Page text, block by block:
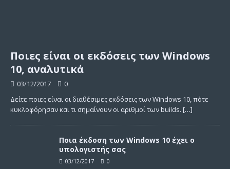
Ποιες είναι οι εκδόσεις των Windows
10, αναλυτικά
03/12/2017
0
Δείτε ποιες είναι οι διαθέσιμες εκδόσεις των Windows 10, πότε
κυκλοφόρησαν και τι σημαίνουν οι αριθμοί των builds. […]
Ποια έκδοση των Windows 10 έχει ο
υπολογιστής σας
03/12/2017 0